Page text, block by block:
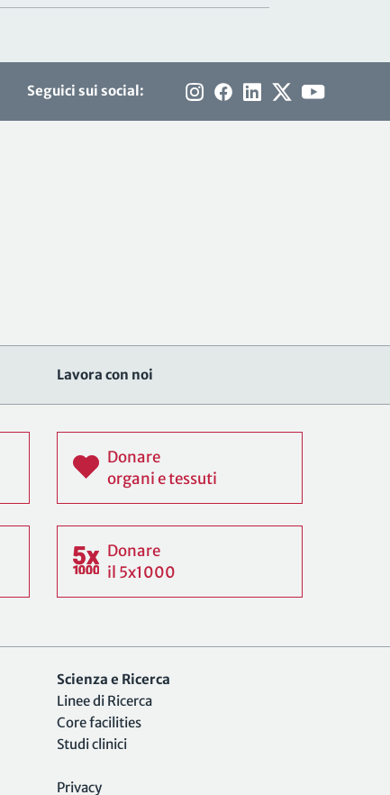
Seguici sui social:
Lavora con noi
Donare
organi e tessuti
Donare
il 5x1000
Scienza e Ricerca
Linee di Ricerca
Core facilities
Studi clinici
Privacy